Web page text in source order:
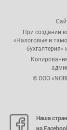
При создании
«Налоговые и
бухгалтерия»
© ООО
Наша
на